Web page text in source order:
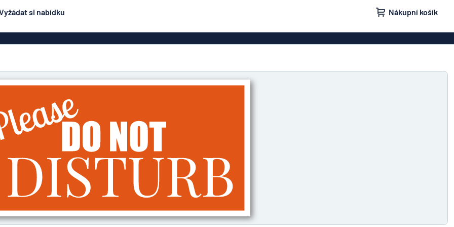
si nabídku Nákupní košík
oceli
Eco Board
Hliníkové značení
podobné
Jmenovky Domovní značení
Dveřní značení